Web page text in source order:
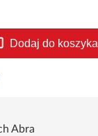
Dodaj do koszyka
Abra